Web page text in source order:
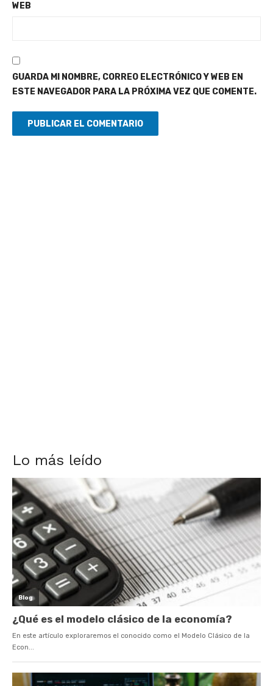
WEB
GUARDA MI NOMBRE, CORREO ELECTRÓNICO Y WEB EN
ESTE NAVEGADOR PARA LA PRÓXIMA VEZ QUE COMENTE.
Lo más leído